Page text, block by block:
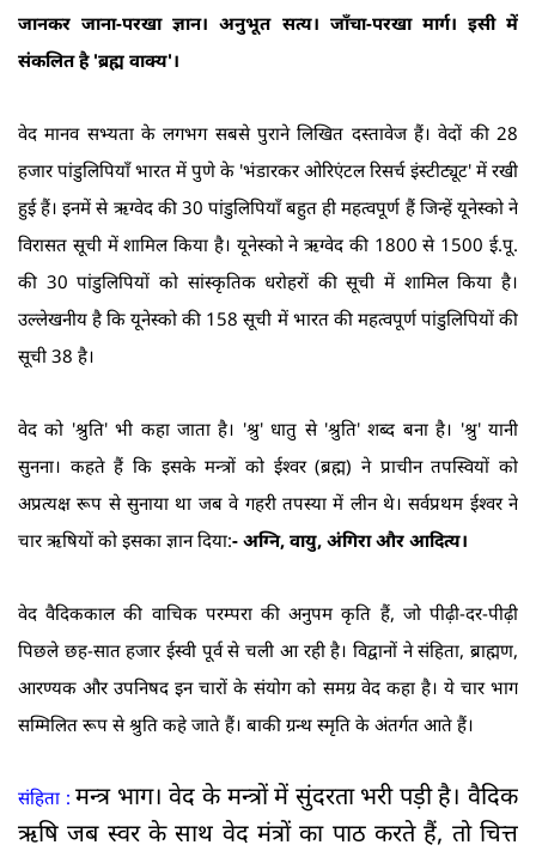
जानकर जाना-परखा ज्ञान। अनुभूत सत्य। जाँचा-परखा मार्ग। इसी में
संकलित है 'ब्रह्म वाक्य'।
वेद मानव सभ्यता के लगभग सबसे पुराने लिखित दस्तावेज हैं। वेदों की 28
हजार पांडुलिपियाँ भारत में पुणे के 'भंडारकर ओरिएंटल रिसर्च इंस्टीट्यूट' में रखी
हुई हैं। इनमें से ऋग्वेद की 30 पांडुलिपियाँ बहुत ही महत्वपूर्ण हैं जिन्हें यूनेस्को ने
विरासत सूची में शामिल किया है। यूनेस्को ने ऋग्वेद की 1800 से 1500 ई.पू.
की 30 पांडुलिपियों को सांस्कृतिक धरोहरों की सूची में शामिल किया है।
उल्लेखनीय है कि यूनेस्को की 158 सूची में भारत की महत्वपूर्ण पांडुलिपियों की
सूची 38 है।
वेद को 'श्रुति' भी कहा जाता है। 'श्रु' धातु से 'श्रुति' शब्द बना है। 'श्रु' यानी
सुनना। कहते हैं कि इसके मन्त्रों को ईश्वर (ब्रह्म) ने प्राचीन तपस्वियों को
अप्रत्यक्ष रूप से सुनाया था जब वे गहरी तपस्या में लीन थे। सर्वप्रथम ईश्वर ने
चार ऋषियों को इसका ज्ञान दिया:- अग्नि, वायु, अंगिरा और आदित्य।
वेद वैदिककाल की वाचिक परम्परा की अनुपम कृति हैं, जो पीढ़ी-दर-पीढ़ी
पिछले छह-सात हजार ईस्वी पूर्व से चली आ रही है। विद्वानों ने संहिता, ब्राह्मण,
आरण्यक और उपनिषद इन चारों के संयोग को समग्र वेद कहा है। ये चार भाग
सम्मिलित रूप से श्रुति कहे जाते हैं। बाकी ग्रन्थ स्मृति के अंतर्गत आते हैं।
संहिता :मन्त्र भाग। वेद के मन्त्रों में सुंदरता भरी पड़ी है। वैदिक
ऋषि जब स्वर के साथ वेद मंत्रों का पाठ करते हैं, तो चित्त